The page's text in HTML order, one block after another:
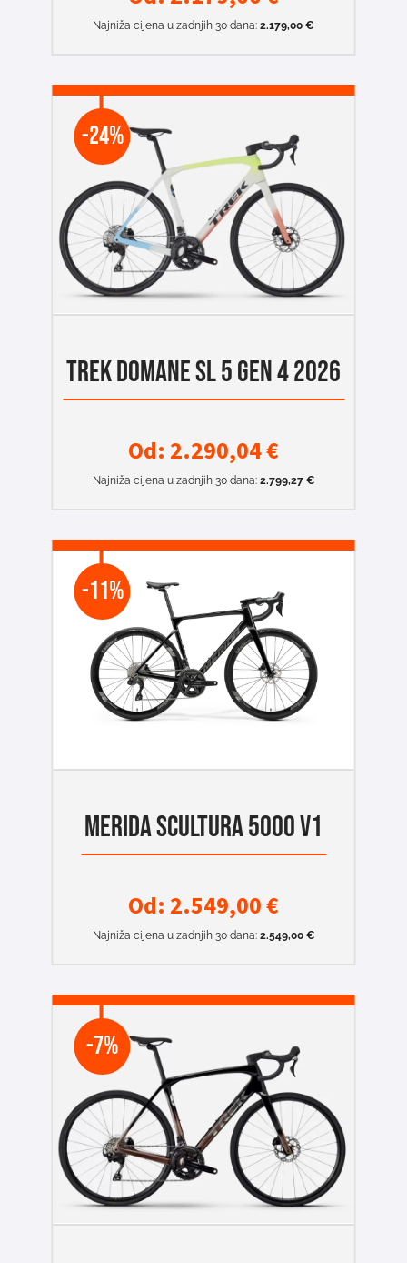
Najniža cijena u zadnjih 30 dana: 2.179,00 €
-24%
TREK DOMANE SL 5 GEN 4 2026
Od: 2.290,04€
Najniža cijena u zadnjih 30 dana: 2.799,27 €
-11%
MERIDA SCULTURA 5000 V1
Od: 2.549,00€
Najniža cijena u zadnjih 30 dana: 2.549,00 €
-7%